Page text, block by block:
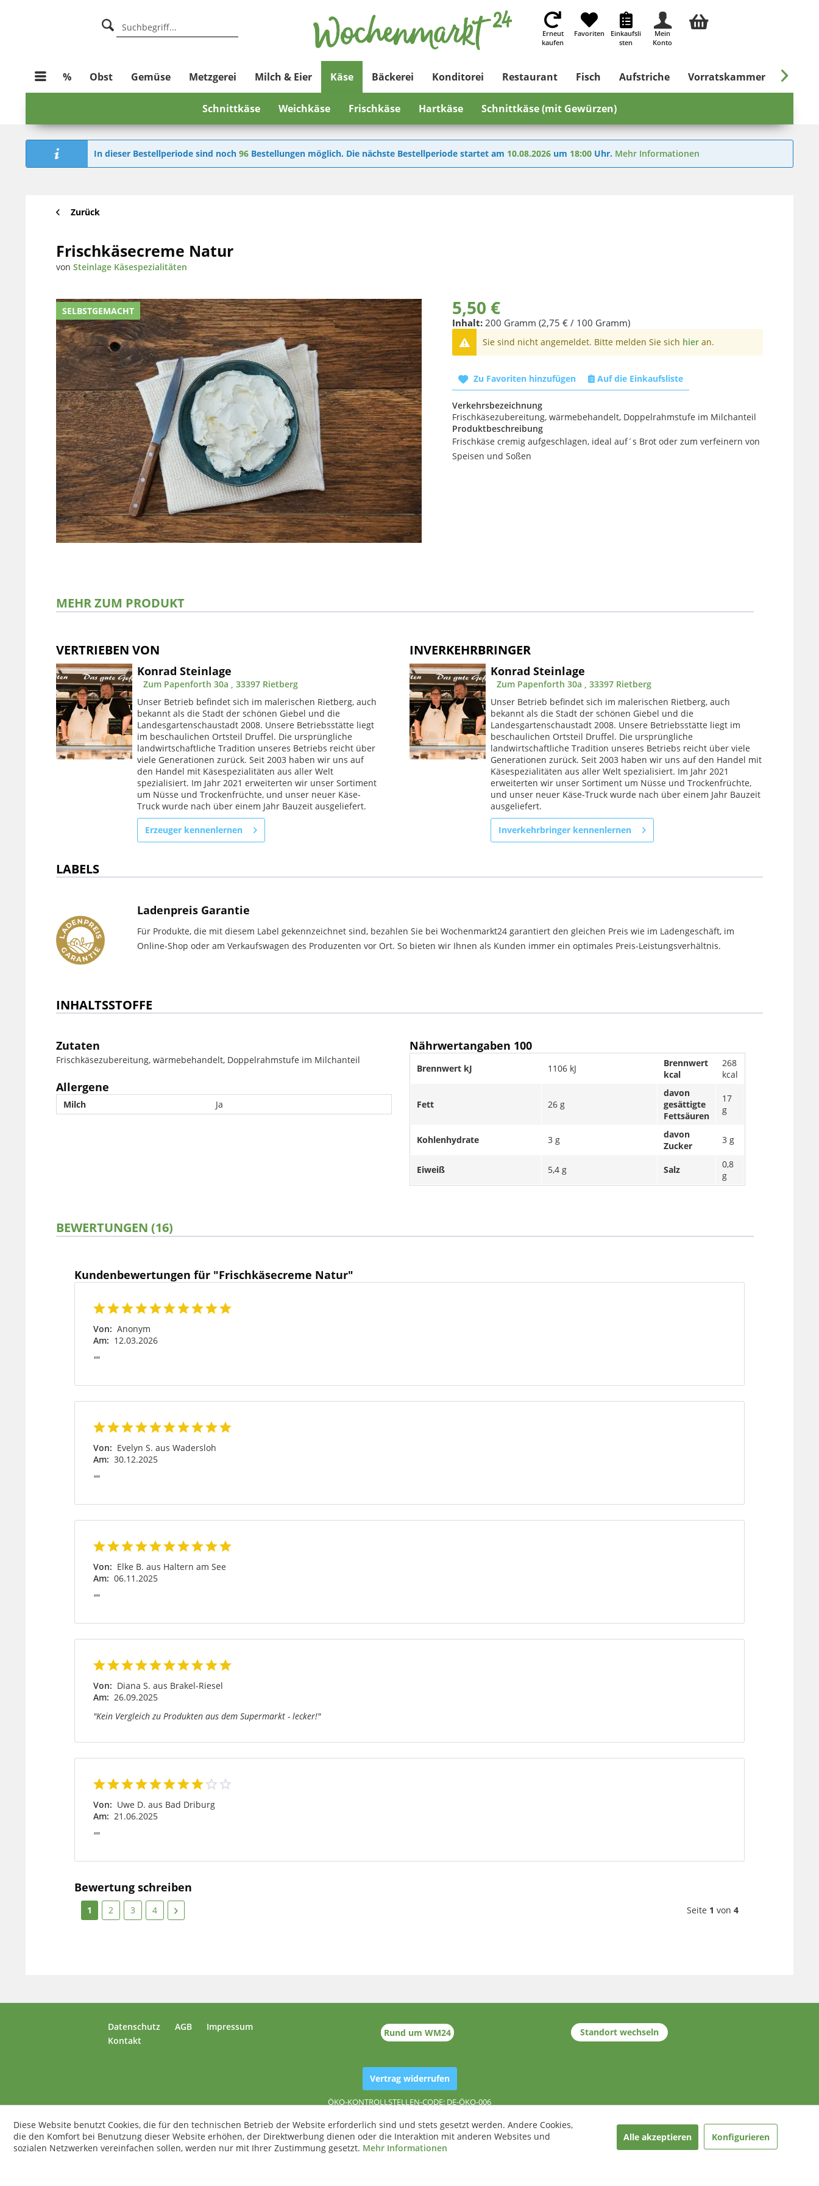
Erneut
kaufen
Favoriten
Einkaufsli
sten
Mein
Konto
% Obst Gemüse Metzgerei Milch & Eier Käse Bäckerei Konditorei Restaurant Fisch Aufstriche Vorratskammer Süßes
Schnittkäse Weichkäse Frischkäse Hartkäse Schnittkäse (mit Gewürzen)

In dieser Bestellperiode sind noch 96 Bestellungen möglich. Die nächste Bestellperiode startet am 10.08.2026 um 18:00 Uhr. Mehr Informationen
Zurück
Frischkäsecreme Natur
von Steinlage Käsespezialitäten
SELBSTGEMACHT 5,50 €
Inhalt: 200 Gramm (2,75 € / 100 Gramm)
Sie sind nicht angemeldet. Bitte melden Sie sich hier an.
Zu Favoriten hinzufügen Auf die Einkaufsliste
Verkehrsbezeichnung
Frischkäsezubereitung, wärmebehandelt, Doppelrahmstufe im Milchanteil
Produktbeschreibung
Frischkäse cremig aufgeschlagen, ideal auf´s Brot oder zum verfeinern von
Speisen und Soßen
MEHR ZUM PRODUKT
VERTRIEBEN VON
Konrad Steinlage
Zum Papenforth 30a , 33397 Rietberg
Unser Betrieb befindet sich im malerischen Rietberg, auch
bekannt als die Stadt der schönen Giebel und die
Landesgartenschaustadt 2008. Unsere Betriebsstätte liegt
im beschaulichen Ortsteil Druffel. Die ursprüngliche
landwirtschaftliche Tradition unseres Betriebs reicht über
viele Generationen zurück. Seit 2003 haben wir uns auf
den Handel mit Käsespezialitäten aus aller Welt
spezialisiert. Im Jahr 2021 erweiterten wir unser Sortiment
um Nüsse und Trockenfrüchte, und unser neuer Käse-
Truck wurde nach über einem Jahr Bauzeit ausgeliefert.
Erzeuger kennenlernen
INVERKEHRBRINGER
Konrad Steinlage
Zum Papenforth 30a , 33397 Rietberg
Unser Betrieb befindet sich im malerischen Rietberg, auch
bekannt als die Stadt der schönen Giebel und die
Landesgartenschaustadt 2008. Unsere Betriebsstätte liegt im
beschaulichen Ortsteil Druffel. Die ursprüngliche
landwirtschaftliche Tradition unseres Betriebs reicht über viele
Generationen zurück. Seit 2003 haben wir uns auf den Handel mit
Käsespezialitäten aus aller Welt spezialisiert. Im Jahr 2021
erweiterten wir unser Sortiment um Nüsse und Trockenfrüchte,
und unser neuer Käse-Truck wurde nach über einem Jahr Bauzeit
ausgeliefert.
Inverkehrbringer kennenlernen
LABELS
Ladenpreis Garantie
Für Produkte, die mit diesem Label gekennzeichnet sind, bezahlen Sie bei Wochenmarkt24 garantiert den gleichen Preis wie im Ladengeschäft, im
Online-Shop oder am Verkaufswagen des Produzenten vor Ort. So bieten wir Ihnen als Kunden immer ein optimales Preis-Leistungsverhältnis.
INHALTSSTOFFE
Zutaten
Frischkäsezubereitung, wärmebehandelt, Doppelrahmstufe im Milchanteil
Allergene
Milch Ja
Nährwertangaben 100
Brennwert kJ 1106 kJ
Brennwert
kcal
268
kcal
Fett 26 g
davon
gesättigte
Fettsäuren
17
g
Kohlenhydrate 3 g
davon
Zucker
3 g
Eiweiß 5,4 g Salz
0,8
g
BEWERTUNGEN (16)
Kundenbewertungen für "Frischkäsecreme Natur"
Von: Anonym
Am: 12.03.2026
""
Von: Evelyn S. aus Wadersloh
Am: 30.12.2025
""
Von: Elke B. aus Haltern am See
Am: 06.11.2025
""
Von: Diana S. aus Brakel-Riesel
Am: 26.09.2025
"Kein Vergleich zu Produkten aus dem Supermarkt - lecker!"
Von: Uwe D. aus Bad Driburg
Am: 21.06.2025
""
Bewertung schreiben
1 2 3 4 Seite 1 von 4
Datenschutz AGB
Impressum
Kontakt
Rund um WM24 Standort wechseln
Vertrag widerrufen
ÖKO-KONTROLLSTELLEN-CODE: DE-ÖKO-006
Diese Website benutzt Cookies, die für den technischen Betrieb der Website erforderlich sind und stets gesetzt werden. Andere Cookies,
die den Komfort bei Benutzung dieser Website erhöhen, der Direktwerbung dienen oder die Interaktion mit anderen Websites und
sozialen Netzwerken vereinfachen sollen, werden nur mit Ihrer Zustimmung gesetzt. Mehr Informationen
Alle akzeptieren Konfigurieren